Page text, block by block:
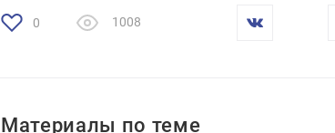
0 1008
Материалы по теме